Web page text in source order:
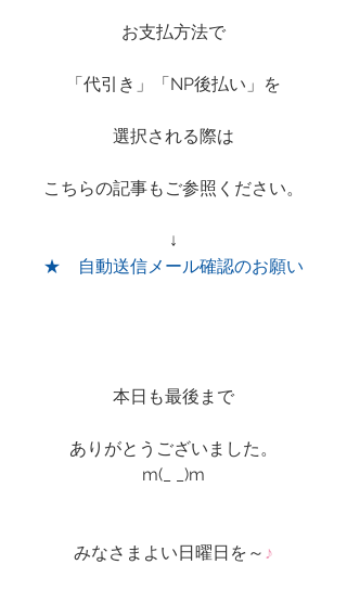
お支払方法で
「代引き」「NP後払い」を
選択される際は
こちらの記事もご参照ください。
↓
★　自動送信メール確認のお願い
本日も最後まで
ありがとうございました。
m(_ _)m
みなさまよい日曜日を～ ♪